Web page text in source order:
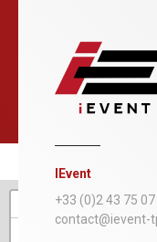
IEvent
+33 (0)2 43 75
contact@ievent-